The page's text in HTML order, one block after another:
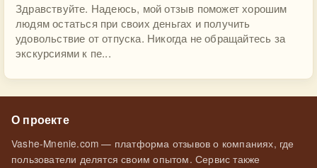
Здравствуйте. Надеюсь, мой отзыв поможет хорошим
людям остаться при своих деньгах и получить
удовольствие от отпуска. Никогда не обращайтесь за
экскурсиями к пе...
О проекте
Vashe-Mnenie.com — платформа отзывов о компаниях, где
пользователи делятся своим опытом. Сервис также